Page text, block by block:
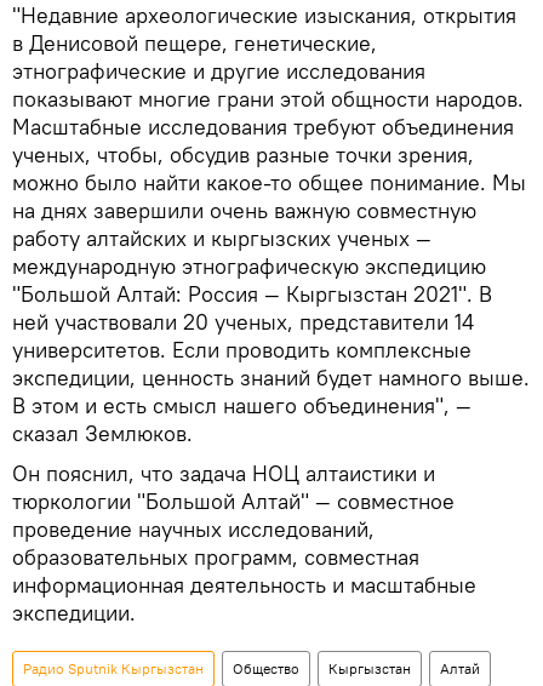
"Недавние археологические изыскания, открытия
в Денисовой пещере, генетические,
этнографические и другие исследования
показывают многие грани этой общности народов.
Масштабные исследования требуют объединения
ученых, чтобы, обсудив разные точки зрения,
можно было найти какое-то общее понимание. Мы
на днях завершили очень важную совместную
работу алтайских и кыргызских ученых —
международную этнографическую экспедицию
"Большой Алтай: Россия — Кыргызстан 2021". В
ней участвовали 20 ученых, представители 14
университетов. Если проводить комплексные
экспедиции, ценность знаний будет намного выше.
В этом и есть смысл нашего объединения", —
сказал Землюков.
Он пояснил, что задача НОЦ алтаистики и
тюркологии "Большой Алтай" — совместное
проведение научных исследований,
образовательных программ, совместная
информационная деятельность и масштабные
экспедиции.
Радио Sputnik Кыргызстан Общество Кыргызстан Алтай